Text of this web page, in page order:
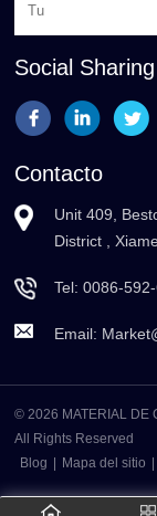
Social Sharing
Contacto
Unit 409,
District ,
Tel:0086-
Email:
© 2026 MATERIAL DE
All Rights Reserved
Blog
Mapa del sitio